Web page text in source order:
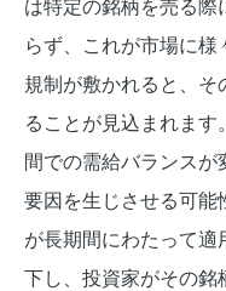
は特定の銘柄を売る際
らず、これが市場に様
規制が敷かれると、そ
ることが見込まれま
間での需給バランス
要因を生じさせる可能
が長期間にわたって適
下し、投資家がその銘